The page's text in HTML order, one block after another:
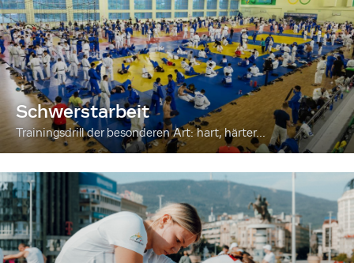
Schwerstarbeit
Trainingsdrill der besonderen Art: hart, härter...